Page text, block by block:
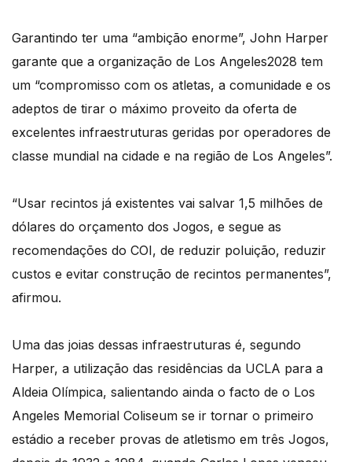
Garantindo ter uma “ambição enorme”, John Harper
garante que a organização de Los Angeles2028 tem
um “compromisso com os atletas, a comunidade e os
adeptos de tirar o máximo proveito da oferta de
excelentes infraestruturas geridas por operadores de
classe mundial na cidade e na região de Los Angeles”.
“Usar recintos já existentes vai salvar 1,5 milhões de
dólares do orçamento dos Jogos, e segue as
recomendações do COI, de reduzir poluição, reduzir
custos e evitar construção de recintos permanentes”,
afirmou.
Uma das joias dessas infraestruturas é, segundo
Harper, a utilização das residências da UCLA para a
Aldeia Olímpica, salientando ainda o facto de o Los
Angeles Memorial Coliseum se ir tornar o primeiro
estádio a receber provas de atletismo em três Jogos,